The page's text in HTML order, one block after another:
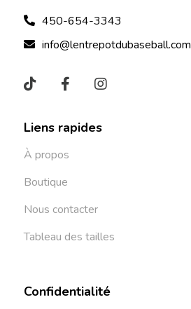
450-654-3343
info@lentrepotdubaseball.com
Liens rapides
À propos
Boutique
Nous contacter
Tableau des tailles
Confidentialité